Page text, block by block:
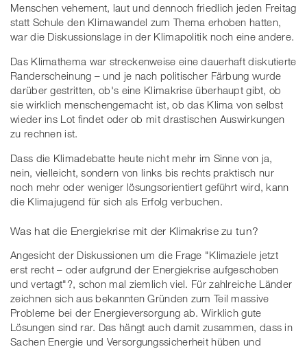
Menschen vehement, laut und dennoch friedlich jeden Freitag
statt Schule den Klimawandel zum Thema erhoben hatten,
war die Diskussionslage in der Klimapolitik noch eine andere.
Das Klimathema war streckenweise eine dauerhaft diskutierte
Randerscheinung – und je nach politischer Färbung wurde
darüber gestritten, ob's eine Klimakrise überhaupt gibt, ob
sie wirklich menschengemacht ist, ob das Klima von selbst
wieder ins Lot findet oder ob mit drastischen Auswirkungen
zu rechnen ist.
Dass die Klimadebatte heute nicht mehr im Sinne von ja,
nein, vielleicht, sondern von links bis rechts praktisch nur
noch mehr oder weniger lösungsorientiert geführt wird, kann
die Klimajugend für sich als Erfolg verbuchen.
Was hat die Energiekrise mit der Klimakrise zu tun?
Angesicht der Diskussionen um die Frage "Klimaziele jetzt
erst recht – oder aufgrund der Energiekrise aufgeschoben
und vertagt"?, schon mal ziemlich viel. Für zahlreiche Länder
zeichnen sich aus bekannten Gründen zum Teil massive
Probleme bei der Energieversorgung ab. Wirklich gute
Lösungen sind rar. Das hängt auch damit zusammen, dass in
Sachen Energie und Versorgungssicherheit hüben und